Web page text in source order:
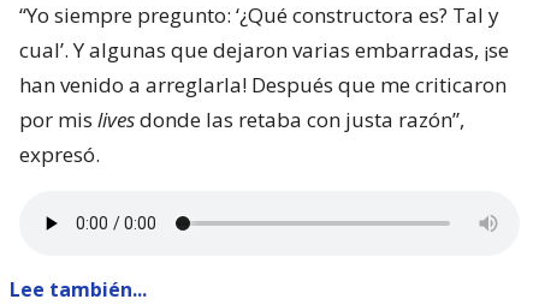
“Yo siempre pregunto: ‘¿Qué constructora es? Tal y
cual’. Y algunas que dejaron varias embarradas, ¡se
han venido a arreglarla! Después que me criticaron
por mis livesdonde las retaba con justa razón”,
expresó.
Lee también...